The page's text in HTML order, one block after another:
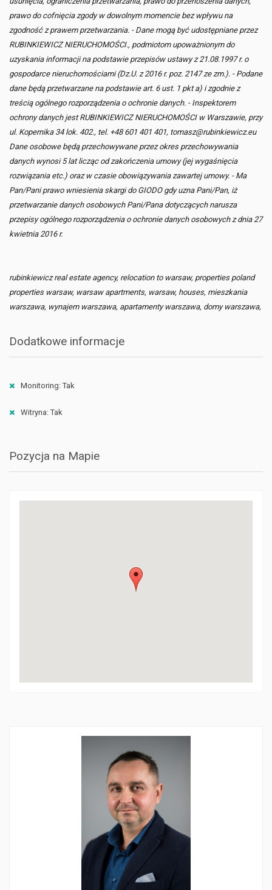
prawo do cofnięcia zgody w dowolnym momencie bez wpływu na
zgodność z prawem przetwarzania. - Dane mogą być udostępniane przez
RUBINKIEWICZ NIERUCHOMOŚCI., podmiotom upoważnionym do
uzyskania informacji na podstawie przepisów ustawy z 21.08.1997 r. o
gospodarce nieruchomościami (Dz.U. z 2016 r. poz. 2147 ze zm.). - Podane
dane będą przetwarzane na podstawie art. 6 ust. 1 pkt a) i zgodnie z
treścią ogólnego rozporządzenia o ochronie danych. - Inspektorem
ochrony danych jest RUBINKIEWICZ NIERUCHOMOŚCI w Warszawie, przy
ul. Kopernika 34 lok. 402., tel. +48 601 401 401, tomasz@rubinkiewicz.eu
Dane osobowe będą przechowywane przez okres przechowywania
danych wynosi 5 lat licząc od zakończenia umowy (jej wygaśnięcia
rozwiązania etc.) oraz w czasie obowiązywania zawartej umowy. - Ma
Pan/Pani prawo wniesienia skargi do GIODO gdy uzna Pani/Pan, iż
przetwarzanie danych osobowych Pani/Pana dotyczących narusza
przepisy ogólnego rozporządzenia o ochronie danych osobowych z dnia 27
kwietnia 2016 r.
rubinkiewicz real estate agency, relocation to warsaw, properties poland
properties warsaw, warsaw apartments, warsaw, houses, mieszkania
warszawa, wynajem warszawa, apartamenty warszawa, domy warszawa,
Dodatkowe informacje
Monitoring: Tak
Witryna: Tak
Pozycja na Mapie